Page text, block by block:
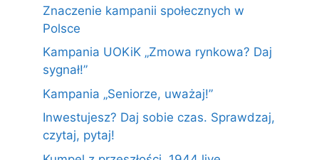
Znaczenie kampanii społecznych w
Polsce
Kampania UOKiK „Zmowa rynkowa? Daj
sygnał!”
Kampania „Seniorze, uważaj!”
Inwestujesz? Daj sobie czas. Sprawdzaj,
czytaj, pytaj!